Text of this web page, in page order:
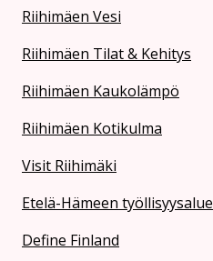
Riihimäen Vesi
Riihimäen Tilat & Kehitys
Riihimäen Kaukolämpö
Riihimäen Kotikulma
Visit Riihimäki
Etelä-Hämeen työllisyysalue
Define Finland